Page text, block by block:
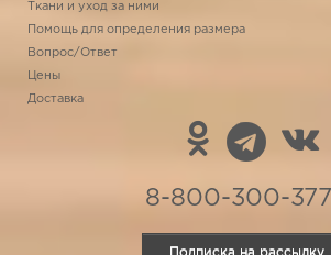
Ткани и уход за ними
Помощь для определения размера
Вопрос/Ответ
Цены
Доставка
8-800-300-
Подписка на рассылку